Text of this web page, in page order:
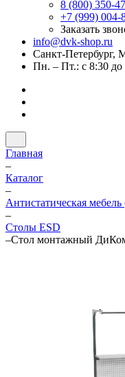
8 (800) 350-
+7 (999) 004-
Заказать
info@dvk-shop.ru
Санкт-Петербург,
Пн. – Пт.: с 8:30 до
Главная
–
Каталог
–
Антистатическая
–
Столы ESD
–Стол монтажный